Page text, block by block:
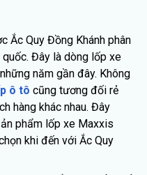
Ắc Quy Đồng Khánh phân
Đây là dòng lốp xe
năm gần đây. Không
ô tô cũng tương đối rẻ
hàng khác nhau. Đây
phẩm lốp xe Maxxis
khi đến với Ắc Quy